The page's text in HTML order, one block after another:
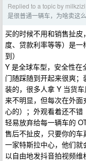
Replied to a topic by milkzizi
是很普通一辆车，为啥卖这么
买的时候不用和销售扯
度、贷款利率等等）是
到）
Y 是全球车型，安全性在
门随踩随到开起来很爽
装的，很多人拿 Y 当货
来不明显，但每次在外
心的）；外观看着还不
轻易放弃给每一辆车的
售后不扯皮，只要你的
一家特斯拉中心，他们
以自由地发抖音拍视频